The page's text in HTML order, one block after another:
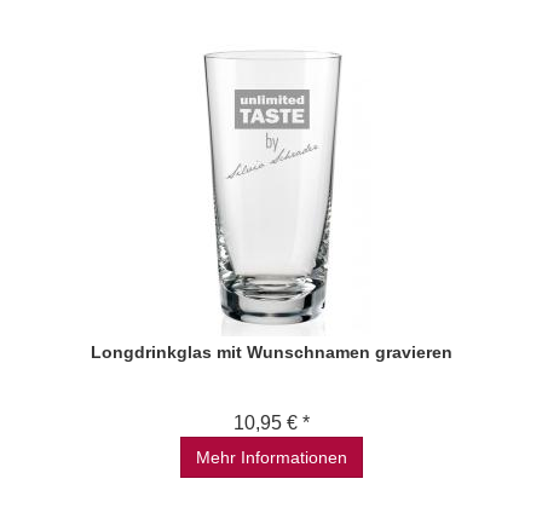
Longdrinkglas mit Wunschnamen gravieren
10,95 € *
Mehr Informationen